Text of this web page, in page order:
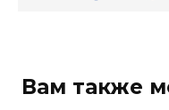
Вам также